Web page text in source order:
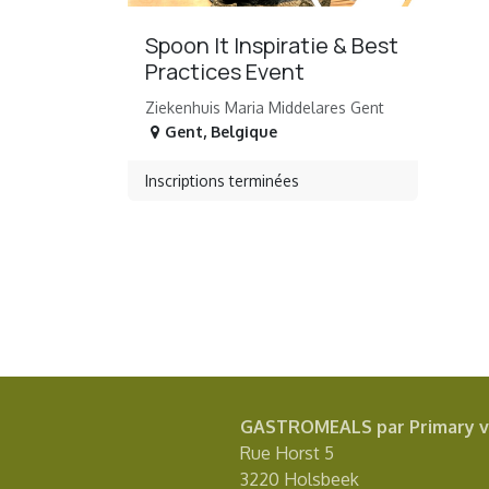
Spoon It Inspiratie & Best
Practices Event
Ziekenhuis Maria Middelares Gent
Gent, Belgique
Inscriptions terminées
GASTROMEALS par Primary
Rue Horst 5
3220 Holsbeek